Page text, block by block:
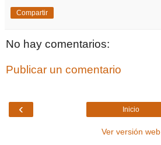
Compartir
No hay comentarios:
Publicar un comentario
‹ Inicio
Ver versión web